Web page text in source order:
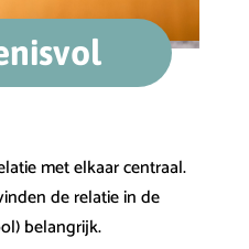
met elkaar centraal.
de relatie in de
belangrijk.